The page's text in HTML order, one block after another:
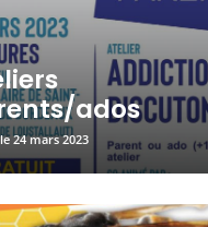
ados
24 mars 2023